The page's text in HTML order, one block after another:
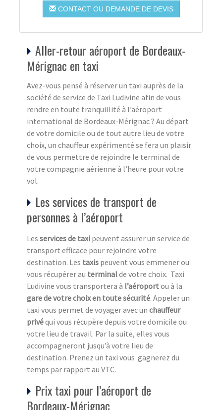
CONTACT OU DEMANDE DE DEVIS
Aller-retour aéroport de Bordeaux-
Mérignac en taxi
Avez-vous pensé à réserver un taxi auprès de la
société de service de Taxi Ludivine afin de vous
rendre en toute tranquillité à l’aéroport
international de Bordeaux-Mérignac ? Au départ
de votre domicile ou de tout autre lieu de votre
choix, un chauffeur expérimenté se fera un plaisir
de vous permettre de rejoindre le terminal de
votre compagnie aérienne à l’heure pour votre
vol.
Les services de transport de
personnes à l’aéroport
Les services de taxi peuvent assurer un service de
transport efficace pour rejoindre votre
destination. Les taxis peuvent vous emmener ou
vous récupérer au terminalde votre choix. Taxi
Ludivine vous transportera à l’aéroportou à la
gare de votre choix en toute sécurité. Appeler un
taxi vous permet de voyager avec un chauffeur
privéqui vous récupère depuis votre domicile ou
votre lieu de travail. Par la suite, elles vous
accompagneront jusqu’à votre lieu de
destination. Prenez un taxi vous gagnerez du
temps par rapport au VTC.
Prix taxi pour l’aéroport de
Bordeaux-Mérignac